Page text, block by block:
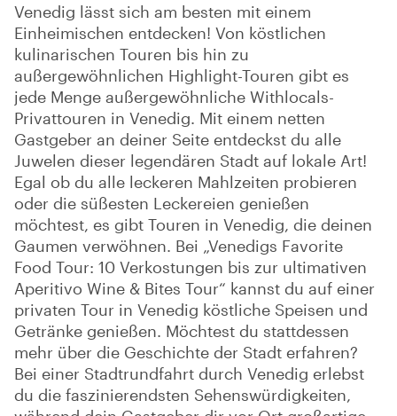
Venedig lässt sich am besten mit einem
Einheimischen entdecken! Von köstlichen
kulinarischen Touren bis hin zu
außergewöhnlichen Highlight-Touren gibt es
jede Menge außergewöhnliche Withlocals-
Privattouren in Venedig. Mit einem netten
Gastgeber an deiner Seite entdeckst du alle
Juwelen dieser legendären Stadt auf lokale Art!
Egal ob du alle leckeren Mahlzeiten probieren
oder die süßesten Leckereien genießen
möchtest, es gibt Touren in Venedig, die deinen
Gaumen verwöhnen. Bei „Venedigs Favorite
Food Tour: 10 Verkostungen bis zur ultimativen
Aperitivo Wine & Bites Tour“ kannst du auf einer
privaten Tour in Venedig köstliche Speisen und
Getränke genießen. Möchtest du stattdessen
mehr über die Geschichte der Stadt erfahren?
Bei einer Stadtrundfahrt durch Venedig erlebst
du die faszinierendsten Sehenswürdigkeiten,